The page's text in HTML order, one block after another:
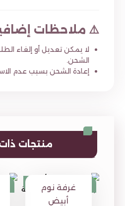
⚠️ ملاحظات
لا يمكن تعديل أو إلغاء
الشحن.
إعادة الشحن بسبب عدم
منتجات
غرفة نوم
أبيض
⃁ 7,350
6,490